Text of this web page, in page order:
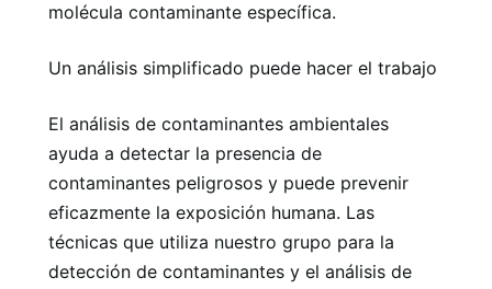
molécula contaminante específica.
Un análisis simplificado puede hacer el trabajo
El análisis de contaminantes ambientales
ayuda a detectar la presencia de
contaminantes peligrosos y puede prevenir
eficazmente la exposición humana. Las
técnicas que utiliza nuestro grupo para la
detección de contaminantes y el análisis de